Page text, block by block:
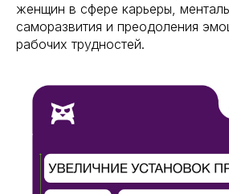
женщин в сфере карьеры,
саморазвития и преодоления
рабочих трудностей.